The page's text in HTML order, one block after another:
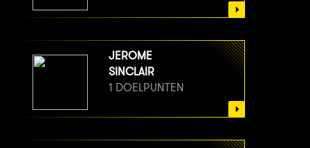
JEROME
SINCLAIR
1 DOELPUNTEN